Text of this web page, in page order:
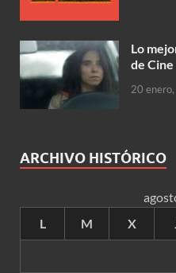
Lo
de
20
ARCHIVO HISTÓRICO
L
M X